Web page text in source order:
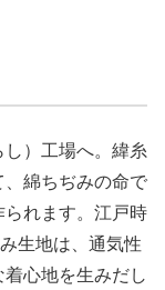
）工場へ。緯糸
、綿ちぢみの命で
れます。江戸時
生地は、通気性
心地を生みだし